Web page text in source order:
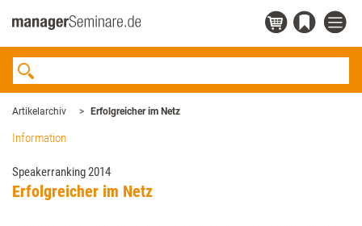
Artikelarchiv Erfolgreicher im Netz
Information
Speakerranking 2014
Erfolgreicher im Netz